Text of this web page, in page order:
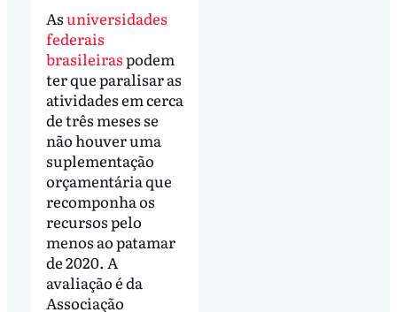
Asuniversidades
federais
brasileiraspodem
ter que paralisar as
atividades em cerca
de três meses se
não houver uma
suplementação
orçamentária que
recomponha os
recursos pelo
menos ao patamar
de 2020. A
avaliação é da
Associação